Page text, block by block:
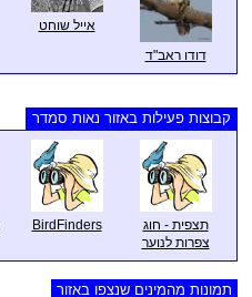
דודו ראב"ד
אייל שוחט
קבוצות פעילות באזור נאות סמדר
תצפית - חוג
צפרות לנוער
BirdFinders
תמונות מהמינים שנצפו באזור